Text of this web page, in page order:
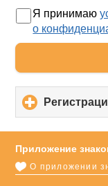
Я принимаю
о
Приложение
О приложении